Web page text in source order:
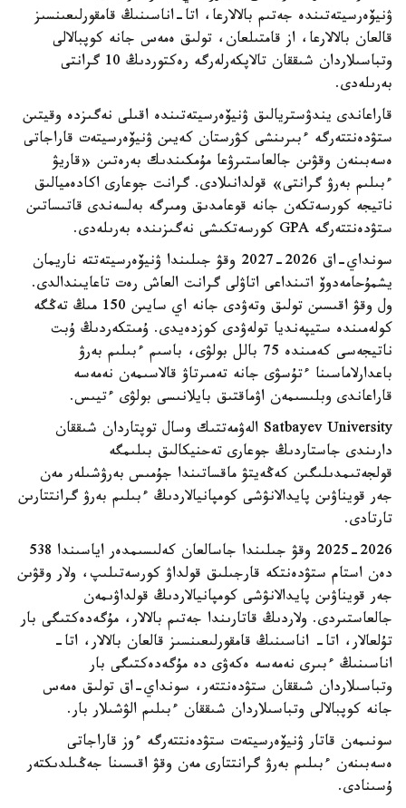
ۋنيۆەرسيتەتىندە جەتىم بالالارعا، اتا-اناسىنىڭ قامقورلىعىنسىز
قالعان بالالارعا، از قامتىلعان، تولىق ەمەس جانە كوپبالالى
وتباسىلاردان شىققان تالاپكەرلەرگە رەكتوردىڭ 10 گرانتى
بەرىلەدى.
قاراعاندى يندۋستريالىق ۋنيۆەرسيتەتىندە اقىلى نەگىزدە وقيتىن
ستۋدەنتتەرگە ءبىرىنشى كۋرستان كەيىن ۋنيۆەرسيتەت قاراجاتى
ەسەبىنەن وقۋىن جالعاستىرۋعا مۇمكىندىك بەرەتىن «قاريۋ
ءبىلىم بەرۋ گرانتى» قولدانىلادى. گرانت جوعارى اكادەميالىق
ناتيجە كورسەتكەن جانە قوعامدىق ومىرگە بەلسەندى قاتىساتىن
ستۋدەنتتەرگە GPA كورسەتكىشى نەگىزىندە بەرىلەدى.
سونداي-اق 2026-2027 وقۋ جىلىندا ۋنيۆەرسيتەتتە ناريمان
يشمۇحامەدوۆ اتىنداعى اتاۋلى گرانت العاش رەت تاعايىندالدى.
ول وقۋ اقىسىن تولىق وتەۋدى جانە اي سايىن 150 مىڭ تەڭگە
كولەمىندە ستيپەنديا تولەۋدى كوزدەيدى. ۇمىتكەردىڭ ۇبت
ناتيجەسى كەمىندە 75 بالل بولۋى، باسىم ءبىلىم بەرۋ
باعدارلاماسىنا ءتۇسۋى جانە تەمىرتاۋ قالاسىمەن نەمەسە
قاراعاندى وبلىسىمەن اۋماقتىق بايلانىسى بولۋى ءتيىس.
Satbayev University الەۋمەتتىك وسال توپتاردان شىققان
دارىندى جاستاردىڭ جوعارى تەحنيكالىق بىلىمگە
قولجەتىمدىلىگىن كەڭەيتۋ ماقساتىندا جۇمىس بەرۋشىلەر مەن
جەر قويناۋىن پايدالانۋشى كومپانيالاردىڭ ءبىلىم بەرۋ گرانتتارىن
تارتادى.
2025-2026 وقۋ جىلىندا جاسالعان كەلىسىمدەر اياسىندا 538
دەن استام ستۋدەنتكە قارجىلىق قولداۋ كورسەتىلىپ، ولار وقۋىن
جەر قويناۋىن پايدالانۋشى كومپانيالاردىڭ قولداۋىمەن
جالعاستىردى. ولاردىڭ قاتارىندا جەتىم بالالار، مۇگەدەكتىگى بار
تۇلعالار، اتا- اناسىنىڭ قامقورلىعىنسىز قالعان بالالار، اتا-
اناسىنىڭ ءبىرى نەمەسە ەكەۋى دە مۇگەدەكتىگى بار
وتباسىلاردان شىققان ستۋدەنتتەر، سونداي-اق تولىق ەمەس
جانە كوپبالالى وتباسىلاردان شىققان ءبىلىم الۋشىلار بار.
سونىمەن قاتار ۋنيۆەرسيتەت ستۋدەنتتەرگە ءوز قاراجاتى
ەسەبىنەن ءبىلىم بەرۋ گرانتتارى مەن وقۋ اقىسىنا جەڭىلدىكتەر
ۇسىنادى.